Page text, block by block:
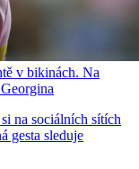
v bikinách. Na
na sociálních sítích
gesta sleduje